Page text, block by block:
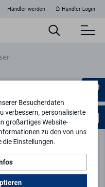
Händler werden Händler-Login
Besucherdaten
verbessern, personalisierte
großartiges Website-
zu den von uns
die Einstellungen.